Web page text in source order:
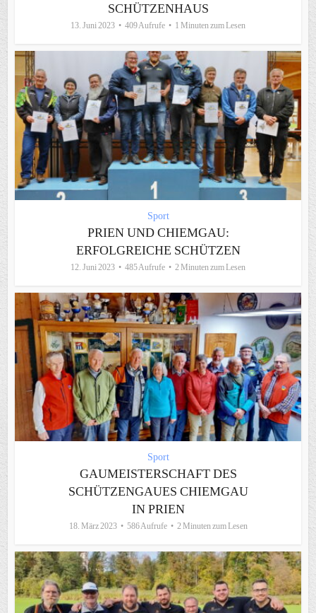
CHÜTZENHAUS
13. Juni 2023 409 Aufrufe 1 Minuten zum Lesen
Sport
PRIEN UND CHIEMGAU:
ERFOLGREICHE SCHÜTZEN
12. Juni 2023 485 Aufrufe 2 Minuten zum Lesen
Sport
GAUMEISTERSCHAFT DES
SCHÜTZENGAUES CHIEMGAU
IN PRIEN
18. März 2023 586 Aufrufe 2 Minuten zum Lesen